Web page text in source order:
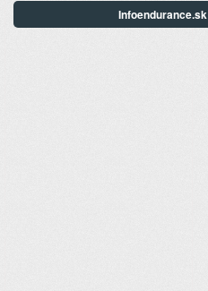
Infoendurance.sk